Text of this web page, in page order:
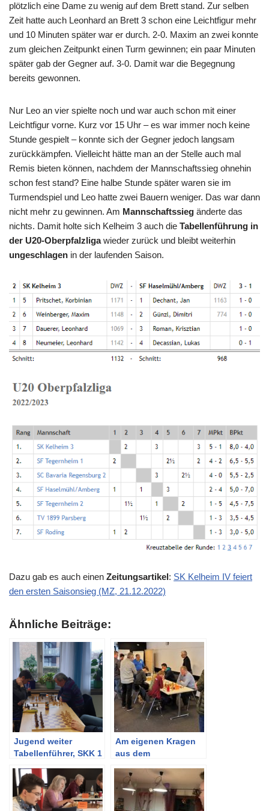
plötzlich eine Dame zu wenig auf dem Brett stand. Zur selben
Zeit hatte auch Leonhard an Brett 3 schon eine Leichtfigur mehr
und 10 Minuten später war er durch. 2-0. Maxim an zwei konnte
zum gleichen Zeitpunkt einen Turm gewinnen; ein paar Minuten
später gab der Gegner auf. 3-0. Damit war die Begegnung
bereits gewonnen.
Nur Leo an vier spielte noch und war auch schon mit einer
Leichtfigur vorne. Kurz vor 15 Uhr – es war immer noch keine
Stunde gespielt – konnte sich der Gegner jedoch langsam
zurückkämpfen. Vielleicht hätte man an der Stelle auch mal
Remis bieten können, nachdem der Mannschaftssieg ohnehin
schon fest stand? Eine halbe Stunde später waren sie im
Turmendspiel und Leo hatte zwei Bauern weniger. Das war dann
nicht mehr zu gewinnen. Am Mannschaftssieg änderte das
nichts. Damit holte sich Kelheim 3 auch die Tabellenführung in
der U20-Oberpfalzligawieder zurück und bleibt weiterhin
ungeschlagen in der laufenden Saison.
Dazu gab es auch einen Zeitungsartikel: SK Kelheim IV feiert
den ersten Saisonsieg (MZ, 21.12.2022)
Ähnliche Beiträge:
Jugend weiter
Tabellenführer, SKK 1
Am eigenen Kragen
aus dem